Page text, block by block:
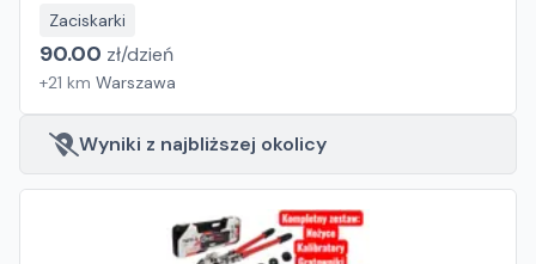
Zaciskarki
90.00 zł/dzień
+21 km Warszawa
Wyniki z najbliższej okolicy